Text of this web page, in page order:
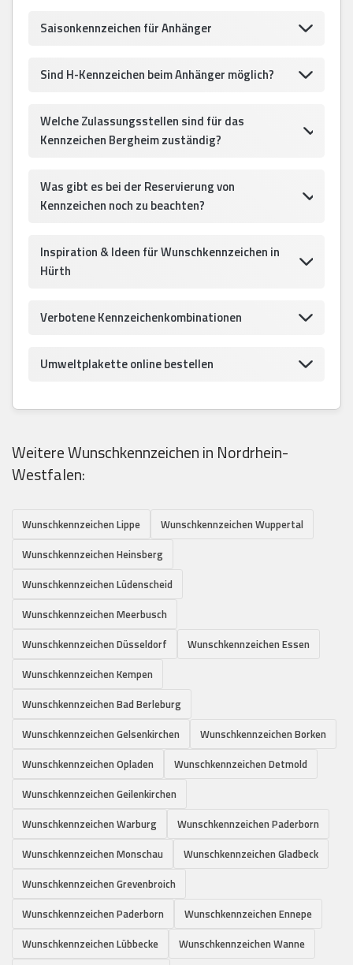
Saisonkennzeichen für Anhänger
Sind H-Kennzeichen beim Anhänger möglich?
Welche Zulassungsstellen sind für das
Kennzeichen Bergheim zuständig?
Was gibt es bei der Reservierung von
Kennzeichen noch zu beachten?
Inspiration & Ideen für Wunschkennzeichen in
Hürth
Verbotene Kennzeichenkombinationen
Umweltplakette online bestellen
Weitere Wunschkennzeichen in Nordrhein-
Westfalen:
Wunschkennzeichen Lippe
Wunschkennzeichen Wuppertal
Wunschkennzeichen Heinsberg
Wunschkennzeichen Lüdenscheid
Wunschkennzeichen Meerbusch
Wunschkennzeichen Düsseldorf
Wunschkennzeichen Essen
Wunschkennzeichen Kempen
Wunschkennzeichen Bad Berleburg
Wunschkennzeichen Gelsenkirchen
Wunschkennzeichen Borken
Wunschkennzeichen Opladen
Wunschkennzeichen Detmold
Wunschkennzeichen Geilenkirchen
Wunschkennzeichen Warburg
Wunschkennzeichen Paderborn
Wunschkennzeichen Monschau
Wunschkennzeichen Gladbeck
Wunschkennzeichen Grevenbroich
Wunschkennzeichen Paderborn
Wunschkennzeichen Ennepe
Wunschkennzeichen Lübbecke
Wunschkennzeichen Wanne